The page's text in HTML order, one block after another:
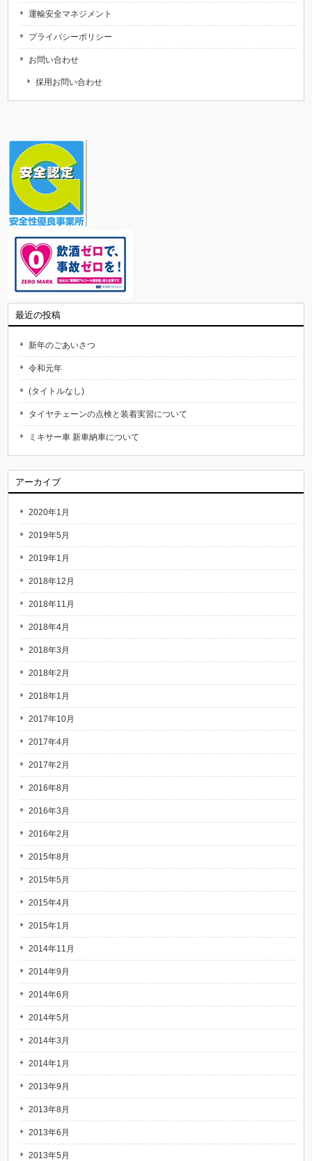
運輸安全マネジメント
プライバシーポリシー
お問い合わせ
採用お問い合わせ
最近の投稿
新年のごあいさつ
令和元年
(タイトルなし)
タイヤチェーンの点検と装着実習について
ミキサー車 新車納車について
アーカイブ
2020年1月
2019年5月
2019年1月
2018年12月
2018年11月
2018年4月
2018年3月
2018年2月
2018年1月
2017年10月
2017年4月
2017年2月
2016年8月
2016年3月
2016年2月
2015年8月
2015年5月
2015年4月
2015年1月
2014年11月
2014年9月
2014年6月
2014年5月
2014年3月
2014年1月
2013年9月
2013年8月
2013年6月
2013年5月